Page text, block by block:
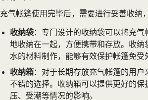
充气帐篷使用完毕后，需要进行妥善收纳
收纳袋：专门设计的收纳袋可以将充
地收纳在一起，方便携带和存放。收纳
水的材料制作，能够有效保护帐篷免受
收纳箱：对于长期存放充气帐篷的用
不错的选择。收纳箱可以提供更好的保
压、受潮等情况的影响。